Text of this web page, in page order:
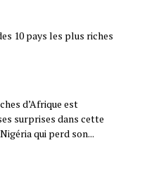
10 pays les plus riches
d’Afrique est
surprises dans cette
qui perd son...